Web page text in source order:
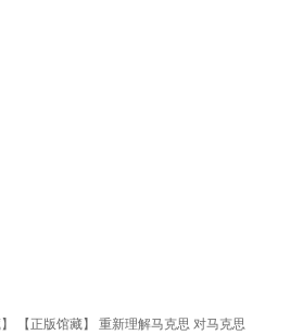
【正版馆藏】 重新理解马克思 对马克思